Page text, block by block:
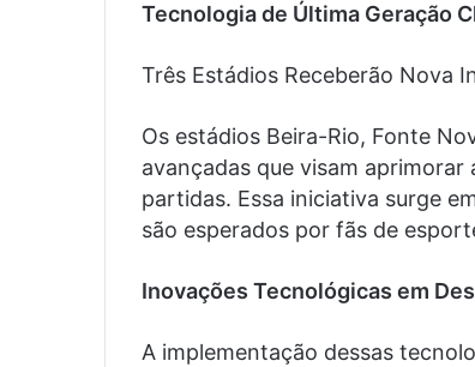
Tecnologia de Última Geração
Três Estádios Receberão Nova
Os estádios Beira-Rio, Fonte
avançadas que visam
partidas. Essa iniciativa surge
são esperados por fãs de
Inovações Tecnológicas em
A implementação dessas